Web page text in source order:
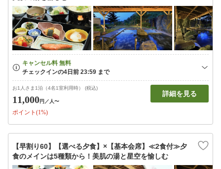
お1人さま1泊（4名1室利用時） (税込)
11,000円 ／人〜
ポイント(1%)
詳細を見る
【早割り60】【選べる夕食】×【基本会席】≪2食付≫夕
食のメインは5種類から！美肌の湯と星空を愉しむ